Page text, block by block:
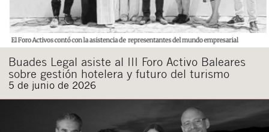
Buades Legal asiste al III Foro Activo Baleares
sobre gestión hotelera y futuro del turismo
5 de junio de 2026